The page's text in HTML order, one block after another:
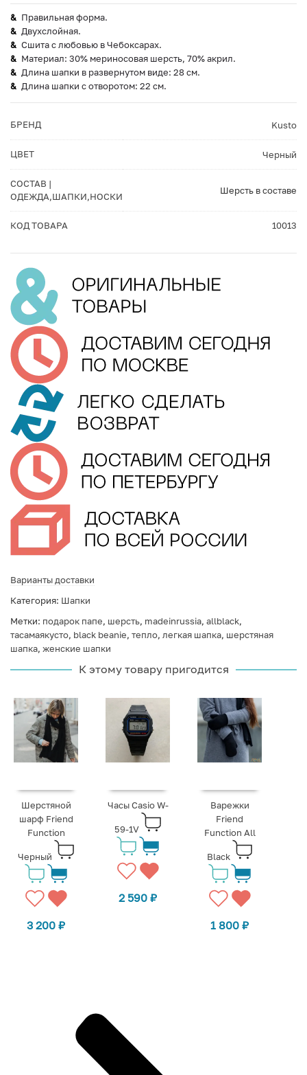
Правильная форма.
Двухслойная.
Сшита с любовью в Чебоксарах.
Материал: 30% мериносовая шерсть, 70% акрил.
Длина шапки в развернутом виде: 28 см.
Длина шапки с отворотом: 22 см.
БРЕНД Kusto
ЦВЕТ Черный
СОСТАВ |
ОДЕЖДА,ШАПКИ,НОСКИ
Шерсть в составе
КОД ТОВАРА 10013
Варианты доставки
Категория: Шапки
Метки: подарок папе, шерсть, madeinrussia, allblack,
тасамаякусто, black beanie, тепло, легкая шапка, шерстяная
шапка, женские шапки
К этому товару пригодится
Шерстяной
шарф Friend
Function
Черный
3 200₽
Часы Casio W-
59-1V
2 590₽
Варежки
Friend
Function All
Black
1 800₽